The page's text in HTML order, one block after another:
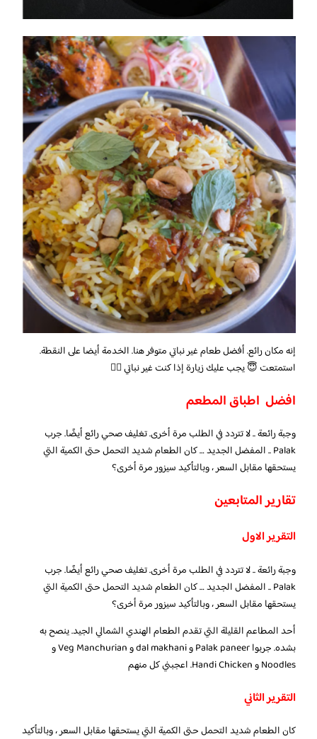
إنه مكان رائع. أفضل طعام غير نباتي متوفر هنا. الخدمة أيضا على النقطة.
استمتعت 😇 يجب عليك زيارة إذا كنت غير نباتي ✌🏻
افضل اطباق المطعم
وجبة رائعة .. لا تتردد في الطلب مرة أخرى. تغليف صحي رائع أيضًا. جرب
Palak .. المفضل الجديد … كان الطعام شديد التحمل حتى الكمية التي
يستحقها مقابل السعر ، وبالتأكيد سيزور مرة أخرى؟
تقارير المتابعين
التقرير الاول
وجبة رائعة .. لا تتردد في الطلب مرة أخرى. تغليف صحي رائع أيضًا. جرب
Palak .. المفضل الجديد … كان الطعام شديد التحمل حتى الكمية التي
يستحقها مقابل السعر ، وبالتأكيد سيزور مرة أخرى؟
أحد المطاعم القليلة التي تقدم الطعام الهندي الشمالي الجيد. ينصح به
بشده. جربوا Palak paneer و dal makhani و Veg Manchurian و
Noodles و Handi Chicken. اعجبني كل منهم
التقرير الثاني
كان الطعام شديد التحمل حتى الكمية التي يستحقها مقابل السعر ، وبالتأكيد